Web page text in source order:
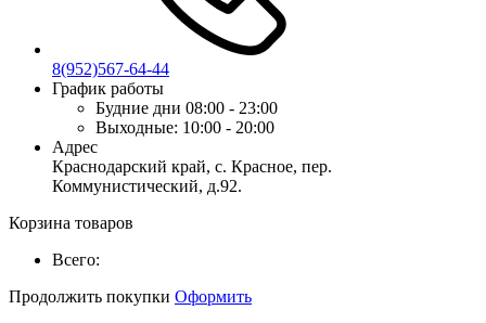
8(952)567-64-44
График работы
Будние дни 08:00 - 23:00
Выходные: 10:00 - 20:00
Адрес
Краснодарский край, с. Красное, пер.
Коммунистический, д.92.
Корзина товаров
Всего:
Продолжить покупки Оформить